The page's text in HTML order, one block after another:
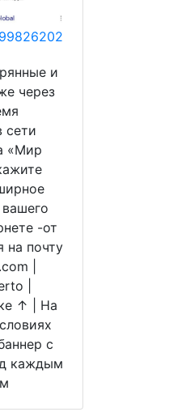
и
через
сети
«Мир
-от
на почту
|
|
↑ | На
с
каждым